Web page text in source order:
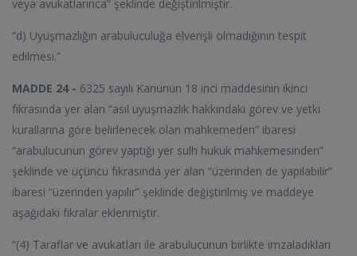
veya avukatlarınca” şeklinde değiştirilmiştir.
“d) Uyuşmazlığın arabuluculuğa elverişli olmadığının tespit
edilmesi.”
MADDE 24 - 6325 sayılı Kanunun 18 inci maddesinin ikinci
fıkrasında yer alan “asıl uyuşmazlık hakkındaki görev ve yetki
kurallarına göre belirlenecek olan mahkemeden” ibaresi
“arabulucunun görev yaptığı yer sulh hukuk mahkemesinden”
şeklinde ve üçüncü fıkrasında yer alan “üzerinden de yapılabilir”
ibaresi “üzerinden yapılır” şeklinde değiştirilmiş ve maddeye
aşağıdaki fıkralar eklenmiştir.
“(4) Taraflar ve avukatları ile arabulucunun birlikte imzaladıkları